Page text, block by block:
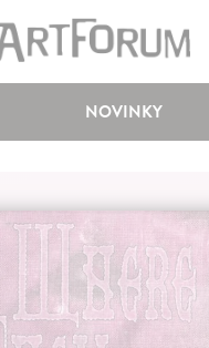
NOVINKY